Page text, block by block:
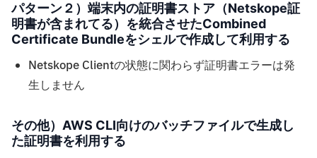
パターン２）端末内の証明書ストア（Netskope証
明書が含まれてる）を統合させたCombined
Certificate Bundleをシェルで作成して利用する
Netskope Clientの状態に関わらず証明書エラーは発
生しません
その他）AWS CLI向けのバッチファイルで生成し
た証明書を利用する